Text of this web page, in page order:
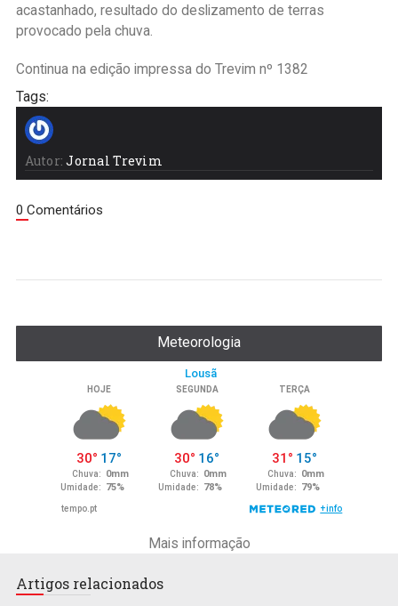
acastanhado, resultado do deslizamento de terras
provocado pela chuva.
Continua na edição impressa do Trevim nº 1382
Tags:
Autor: Jornal Trevim
0 Comentários
Meteorologia
Mais informação
Artigos relacionados